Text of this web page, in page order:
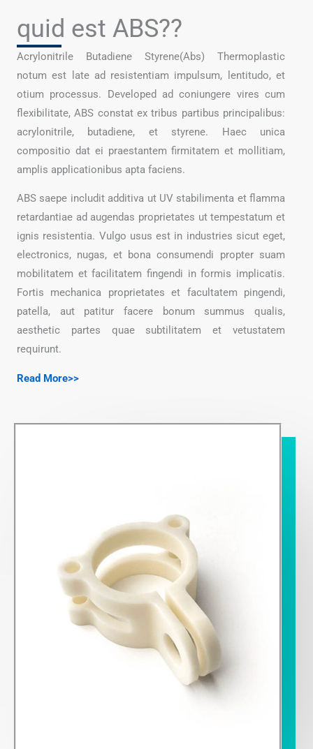
quid est ABS??
Acrylonitrile Butadiene Styrene(Abs) Thermoplastic
notum est late ad resistentiam impulsum, lentitudo, et
otium processus. Developed ad coniungere vires cum
flexibilitate, ABS constat ex tribus partibus principalibus:
acrylonitrile, butadiene, et styrene. Haec unica
compositio dat ei praestantem firmitatem et mollitiam,
amplis applicationibus apta faciens.
ABS saepe includit additiva ut UV stabilimenta et flamma
retardantiae ad augendas proprietates ut tempestatum et
ignis resistentia. Vulgo usus est in industries sicut eget,
electronics, nugas, et bona consumendi propter suam
mobilitatem et facilitatem fingendi in formis implicatis.
Fortis mechanica proprietates et facultatem pingendi,
patella, aut patitur facere bonum summus qualis,
aesthetic partes quae subtilitatem et vetustatem
requirunt.
Read More>>